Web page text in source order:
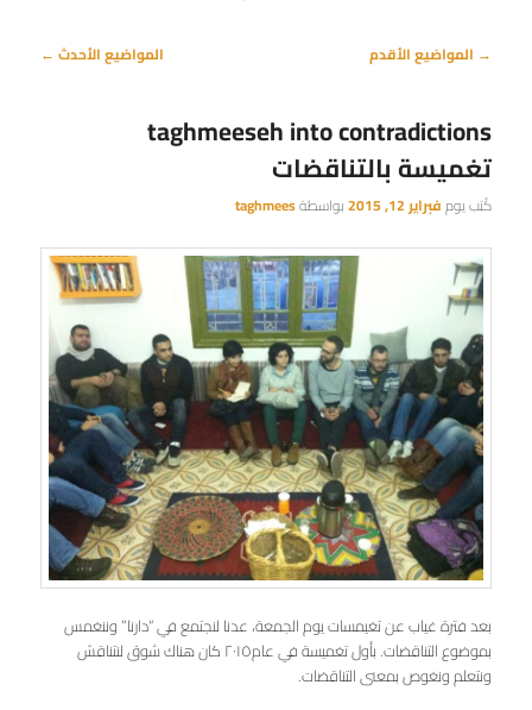
تصفّح
→ المواضيع الأقدم المواضيع الأحدث ←
taghmeeseh into contradictions
تغميسة بالتناقضات
كُتب يومفبراير 12, 2015 بواسطةtaghmees
بعد فترة غياب عن تغيمسات يوم الجمعة، عدنا لنجتمع في “دارنا” وننغمس
بموضوع التناقضات. بأول تغميسة في عام٢٠١٥ كان هناك شوق لنتناقش
ونتعلم ونغوص بمعنى التناقضات.